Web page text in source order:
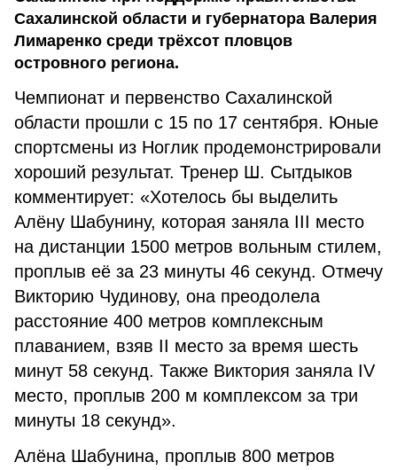
Сахалинской области и губернатора Валерия
Лимаренко среди трёхсот пловцов
островного региона.
Чемпионат и первенство Сахалинской
области прошли с 15 по 17 сентября. Юные
спортсмены из Ноглик продемонстрировали
хороший результат. Тренер Ш. Сытдыков
комментирует: «Хотелось бы выделить
Алёну Шабунину, которая заняла III место
на дистанции 1500 метров вольным стилем,
проплыв её за 23 минуты 46 секунд. Отмечу
Викторию Чудинову, она преодолела
расстояние 400 метров комплексным
плаванием, взяв II место за время шесть
минут 58 секунд. Также Виктория заняла IV
место, проплыв 200 м комплексом за три
минуты 18 секунд».
Алёна Шабунина, проплыв 800 метров